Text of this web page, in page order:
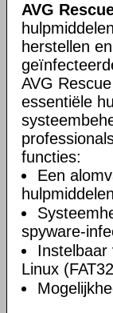
AVG
herstellen
AVG
essentiële
functies:
Een
spyware-
Instelbaar
Linux